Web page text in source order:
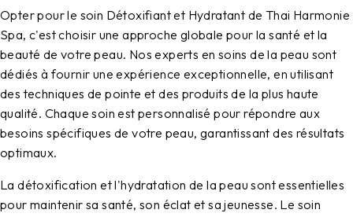
Opter pour le soin Détoxifiant et Hydratant de Thai Harmonie
Spa, c'est choisir une approche globale pour la santé et la
beauté de votre peau. Nos experts en soins de la peau sont
dédiés à fournir une expérience exceptionnelle, en utilisant
des techniques de pointe et des produits de la plus haute
qualité. Chaque soin est personnalisé pour répondre aux
besoins spécifiques de votre peau, garantissant des résultats
optimaux.
La détoxification et l'hydratation de la peau sont essentielles
pour maintenir sa santé, son éclat et sa jeunesse. Le soin